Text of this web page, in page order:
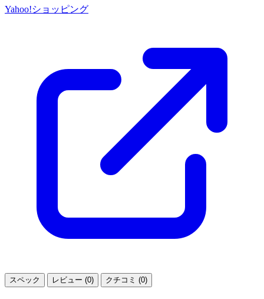
Yahoo!ショッピング
スペック レビュー (0) クチコミ (0)